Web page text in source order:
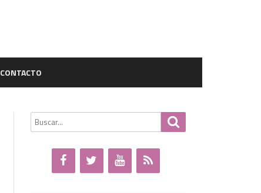
CONTACTO
Buscar
por: